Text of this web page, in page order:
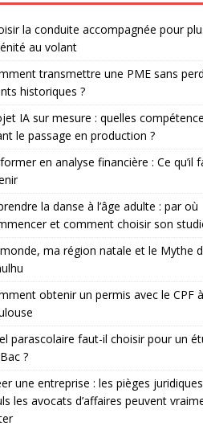
la conduite accompagnée pour
au volant
transmettre une PME sans
historiques ?
IA sur mesure : quelles
le passage en production ?
en analyse financière : Ce qu’il
la danse à l’âge adulte : par où
et comment choisir son
ma région natale et le Mythe
obtenir un permis avec le CPF à
parascolaire faut-il choisir pour un
?
une entreprise : les pièges
les avocats d’affaires peuvent